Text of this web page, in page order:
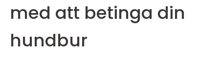
med att betinga din
hundbur